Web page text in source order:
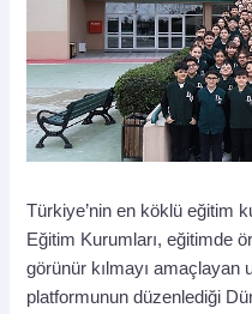
Türkiye’nin en köklü eğitim
Eğitim Kurumları, eğitimde
görünür kılmayı amaçlayan
platformunun düzenlediği